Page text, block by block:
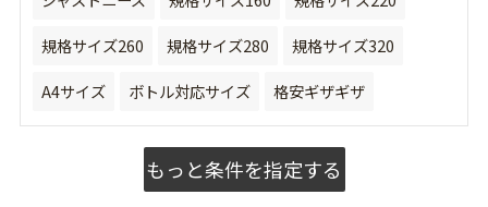
規格サイズ260
規格サイズ280
規格サイズ320
A4サイズ
ボトル対応サイズ 格安ギザギザ
もっと条件を指定する